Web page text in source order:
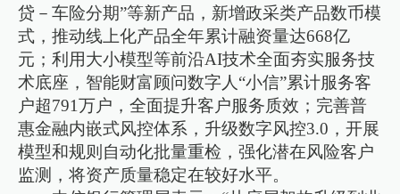
贷－车险分期”等新产品，新增政采类产品数币模
式，推动线上化产品全年累计融资量达668亿
元；利用大小模型等前沿AI技术全面夯实服务技
术底座，智能财富顾问数字人“小信”累计服务客
户超791万户，全面提升客户服务质效；完善普
惠金融内嵌式风控体系，升级数字风控3.0，开展
模型和规则自动化批量重检，强化潜在风险客户
监测，将资产质量稳定在较好水平。